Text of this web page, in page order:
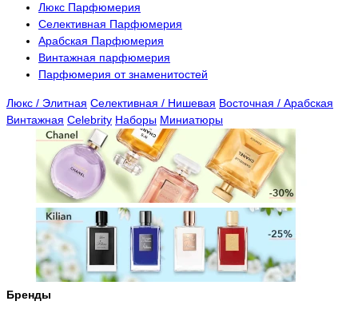
Люкс Парфюмерия
Селективная Парфюмерия
Арабская Парфюмерия
Винтажная парфюмерия
Парфюмерия от знаменитостей
Люкс / Элитная Селективная / Нишевая Восточная / Арабская
Винтажная Celebrity Наборы Миниатюры
Бренды